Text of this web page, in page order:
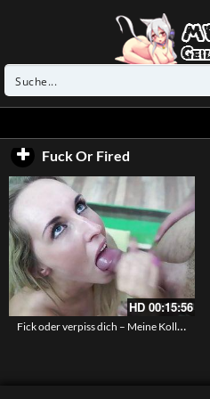
Fuck Or Fired
HD 00:15:56
Fick oder verpiss dich – Meine Kollegin muss ficken